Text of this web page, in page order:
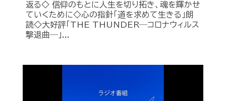
返る◇ 信仰のもとに人生を切り拓き、魂を輝かせ
ていくために◇心の指針「道を求めて生きる」朗
読◇大好評「THE THUNDER―コロナウィルス
撃退曲―」...